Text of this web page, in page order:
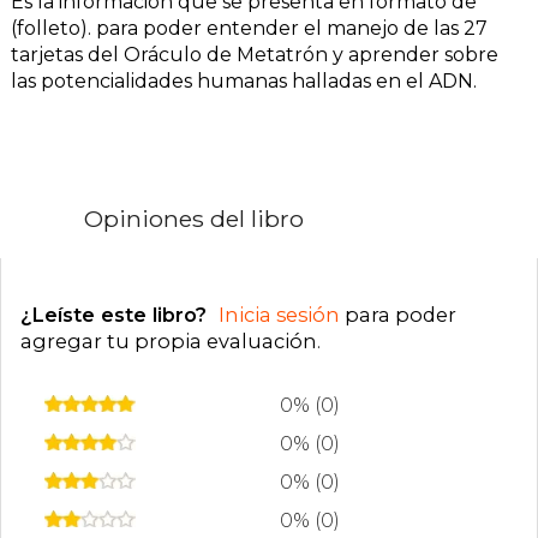
(folleto). para poder entender el manejo de las 27
tarjetas del Oráculo de Metatrón y aprender sobre
las potencialidades humanas halladas en el ADN.
Opiniones del libro
¿Leíste este libro? Inicia sesión para poder
agregar tu propia evaluación.
0% (0)
0% (0)
0% (0)
0% (0)